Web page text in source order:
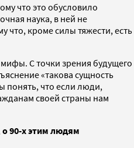
что это обусловило
наука, в ней не
что, кроме силы тяжести, есть
С точки зрения будущего
«такова сущность
понять, что если люди,
своей страны нам
90-х этим людям